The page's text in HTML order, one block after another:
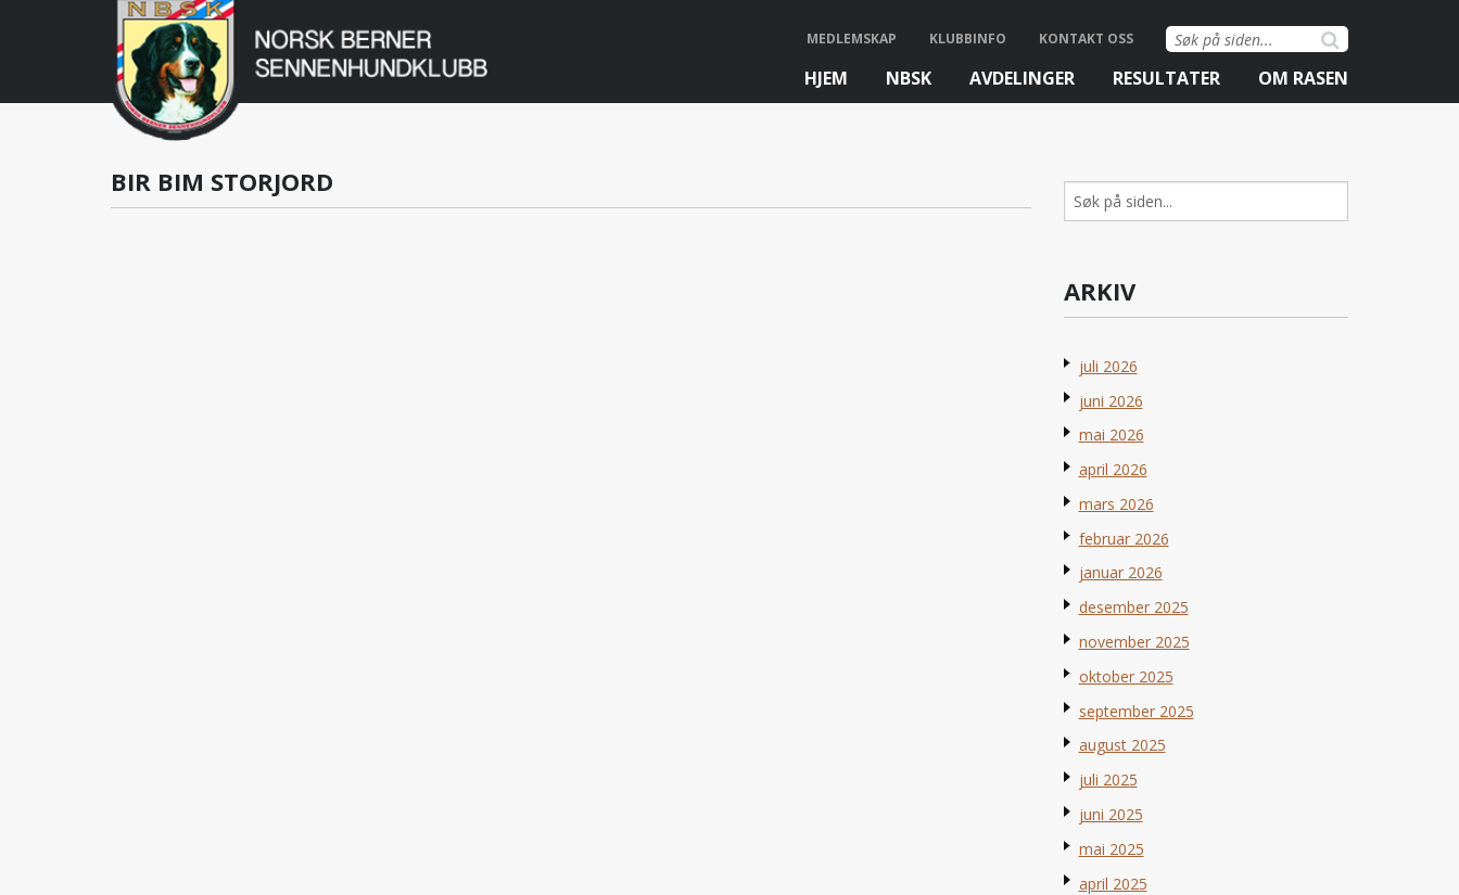
Norsk
Berner
Sennenhundklubb
Søk
etter:
MEDLEMSKAP KLUBBINFO KONTAKT OSS
HJEM NBSK AVDELINGER RESULTATER OM RASEN
BIR BIM STORJORD
Søk
etter:
ARKIV
juli 2026
juni 2026
mai 2026
april 2026
mars 2026
februar 2026
januar 2026
desember 2025
november 2025
oktober 2025
september 2025
august 2025
juli 2025
juni 2025
mai 2025
april 2025